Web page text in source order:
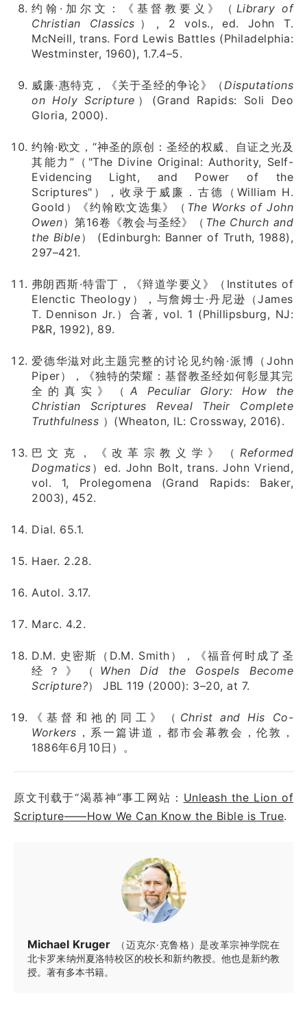
约翰·加尔文：《基督教要义》（ Library of
Christian Classics ）, 2 vols., ed. John T.
McNeill, trans. Ford Lewis Battles (Philadelphia:
Westminster, 1960), 1.7.4–5.
威廉·惠特克，《关于圣经的争论》（ Disputations
on Holy Scripture ）(Grand Rapids: Soli Deo
Gloria, 2000).
约翰·欧文，“神圣的原创：圣经的权威、自证之光及
其能力”（"The Divine Original: Authority, Self-
Evidencing Light, and Power of the
Scriptures"），收录于威廉．古德（William H.
Goold）《约翰欧文选集》（ The Works of John
Owen）第16卷《教会与圣经》（ The Church and
the Bible） (Edinburgh: Banner of Truth, 1988),
297–421.
弗朗西斯·特雷丁，《辩道学要义》（Institutes of
Elenctic Theology），与詹姆士·丹尼逊（James
T. Dennison Jr.）合著, vol. 1 (Phillipsburg, NJ:
P&R, 1992), 89.
爱德华滋对此主题完整的讨论见约翰·派博（John
Piper），《独特的荣耀：基督教圣经如何彰显其完
全的真实》（A Peculiar Glory: How the
Christian Scriptures Reveal Their Complete
Truthfulness ）(Wheaton, IL: Crossway, 2016).
巴文克，《改革宗教义学》（ Reformed
Dogmatics ）ed. John Bolt, trans. John Vriend,
vol. 1, Prolegomena (Grand Rapids: Baker,
2003), 452.
Dial. 65.1.
Haer. 2.28.
Autol. 3.17.
Marc. 4.2.
D.M. 史密斯（D.M. Smith），《福音何时成了圣
经？》（ When Did the Gospels Become
Scripture?） JBL 119 (2000): 3–20, at 7.
《基督和祂的同工》（ Christ and His Co-
Workers ，系一篇讲道，都市会幕教会，伦敦，
1886年6月10日）。
原文刊载于“渴慕神”事工网站： Unleash the Lion of
Scripture――How We Can Know the Bible is True.
Michael Kruger
（迈克尔·克鲁格）是改革宗神学院在
北卡罗来纳州夏洛特校区的校长和新约教授。他也是新约教
授。著有多本书籍。